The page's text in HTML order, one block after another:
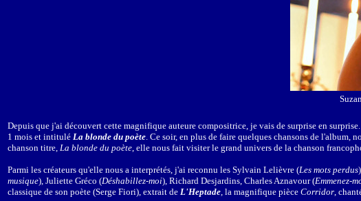
Depuis que j'ai découvert cette magnifique auteure compositrice, je vais de surprise en
1 mois et intitulé La blonde du poète. Ce soir, en plus de faire quelques chansons de l'album,
chanson titre, La blonde du poète, elle nous fait visiter le grand univers de la chanson
Parmi les créateurs qu'elle nous a interprétés, j'ai reconnu les Sylvain Lelièvre (Les mots perdus
musique), Juliette Gréco (Déshabillez-moi), Richard Desjardins, Charles Aznavour (Emmenez-
classique de son poète (Serge Fiori), extrait de L'Heptade, la magnifique pièce Corridor,